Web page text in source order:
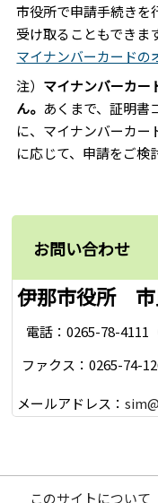
市役所で申請手続きを
受け取ることもできま
マイナンバーカードの
注） マイナンバーカー
ん。 あくまで、証明書
に、マイナンバーカー
に応じて、申請をご検
お問い合わせ
伊那市役所
電話：0265-78-4111
ファクス：0265-74-
メールアドレス：
このサイトについて